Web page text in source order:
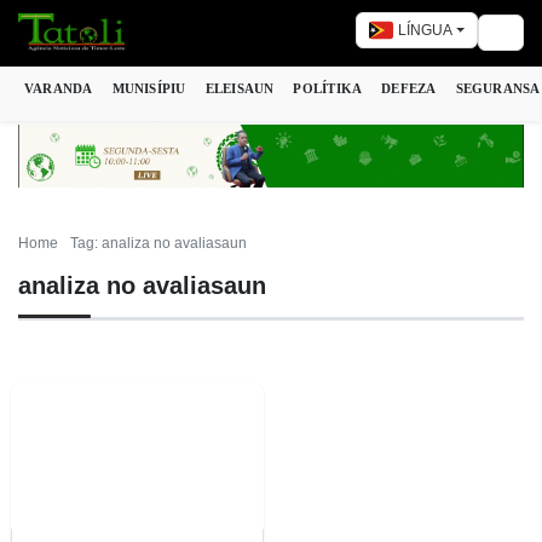
LÍNGUA
VARANDA MUNISÍPIU ELEISAUN POLÍTIKA DEFEZA SEGURANSA
Home Tag: analiza no avaliasaun
analiza no avaliasaun